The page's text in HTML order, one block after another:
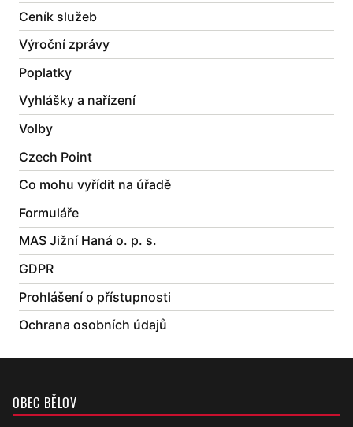
Ceník služeb
Výroční zprávy
Poplatky
Vyhlášky a nařízení
Volby
Czech Point
Co mohu vyřídit na úřadě
Formuláře
MAS Jižní Haná o. p. s.
GDPR
Prohlášení o přístupnosti
Ochrana osobních údajů
OBEC BĚLOV